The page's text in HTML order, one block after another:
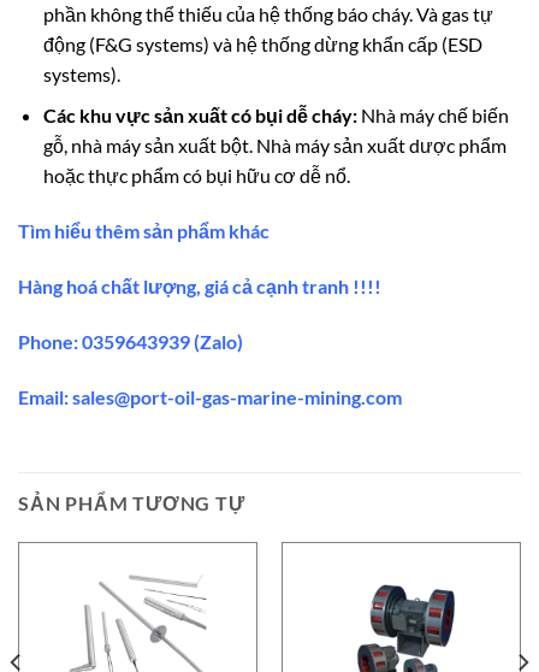
phần không thể thiếu của hệ thống báo cháy. Và gas tự
động (F&G systems) và hệ thống dừng khẩn cấp (ESD
systems).
Các khu vực sản xuất có bụi dễ cháy:Nhà máy chế biến
gỗ, nhà máy sản xuất bột. Nhà máy sản xuất dược phẩm
hoặc thực phẩm có bụi hữu cơ dễ nổ.
Tìm hiểu thêm sản phẩm khác
Hàng hoá chất lượng, giá cả cạnh tranh !!!!
Phone: 0359643939 (Zalo)
Email:sales@port-oil-gas-marine-mining.com
SẢN PHẨM TƯƠNG TỰ